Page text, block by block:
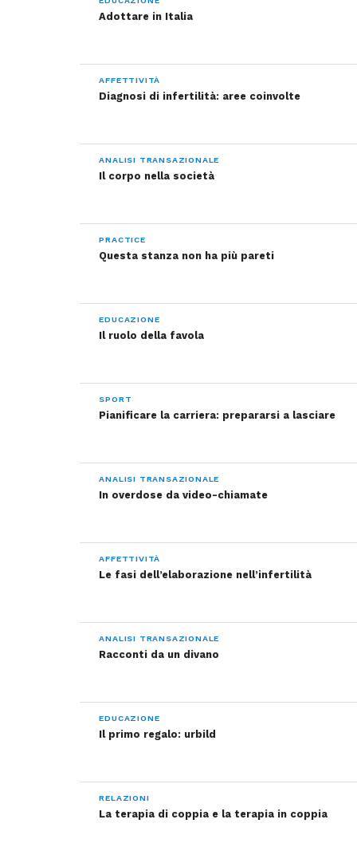
Adottare in Italia
AFFETTIVITÀ
Diagnosi di infertilità: aree coinvolte
ANALISI TRANSAZIONALE
Il corpo nella società
PRACTICE
Questa stanza non ha più pareti
EDUCAZIONE
Il ruolo della favola
SPORT
Pianificare la carriera: prepararsi a lasciare
ANALISI TRANSAZIONALE
In overdose da video-chiamate
AFFETTIVITÀ
Le fasi dell’elaborazione nell’infertilità
ANALISI TRANSAZIONALE
Racconti da un divano
EDUCAZIONE
Il primo regalo: urbild
RELAZIONI
La terapia di coppia e la terapia in coppia